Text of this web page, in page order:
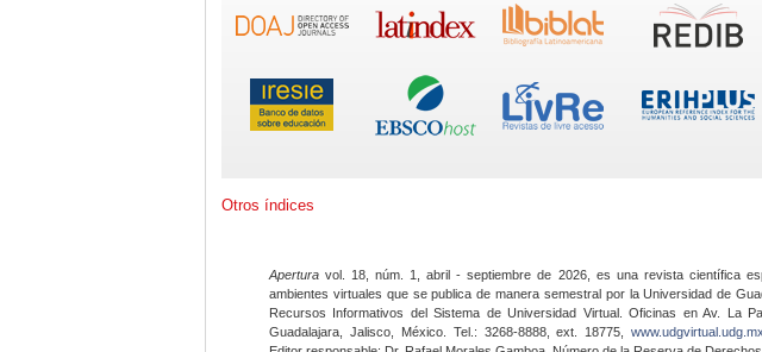
Otros índices
Apertura vol. 18, núm. 1, abril - septiembre de 2026, es una revista científica
ambientes virtuales que se publica de manera semestral por la Universidad de
Recursos Informativos del Sistema de Universidad Virtual. Oficinas en Av. La
Guadalajara, Jalisco, México. Tel.: 3268-8888, ext. 18775,